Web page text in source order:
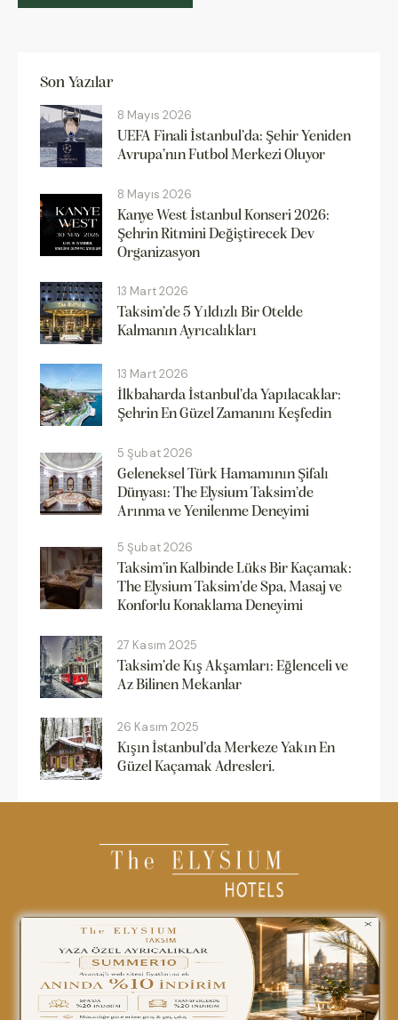
Son Yazılar
8 Mayıs 2026
UEFA Finali İstanbul’da: Şehir Yeniden
Avrupa’nın Futbol Merkezi Oluyor
8 Mayıs 2026
Kanye West İstanbul Konseri 2026:
Şehrin Ritmini Değiştirecek Dev
Organizasyon
13 Mart 2026
Taksim’de 5 Yıldızlı Bir Otelde
Kalmanın Ayrıcalıkları
13 Mart 2026
İlkbaharda İstanbul’da Yapılacaklar:
Şehrin En Güzel Zamanını Keşfedin
5 Şubat 2026
Geleneksel Türk Hamamının Şifalı
Dünyası: The Elysium Taksim’de
Arınma ve Yenilenme Deneyimi
5 Şubat 2026
Taksim’in Kalbinde Lüks Bir Kaçamak:
The Elysium Taksim’de Spa, Masaj ve
Konforlu Konaklama Deneyimi
27 Kasım 2025
Taksim’de Kış Akşamları: Eğlenceli ve
Az Bilinen Mekanlar
26 Kasım 2025
Kışın İstanbul’da Merkeze Yakın En
Güzel Kaçamak Adresleri.
0850 242 18 18